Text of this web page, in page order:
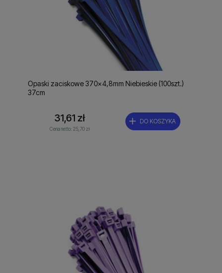
Opaski zaciskowe 370x4,8mm Niebieskie (100szt.)
37cm
31,61 zł
Cena netto: 25,70 zł
DO KOSZYKA